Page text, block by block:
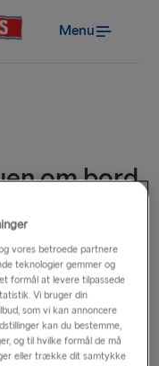
Menu
om bord
vores betroede partnere
teknologier gemmer og
formål at levere tilpassede
Vi bruger din
som vi kan annoncere
kan du bestemme,
og til hvilke formål de må
eller trække dit samtykke